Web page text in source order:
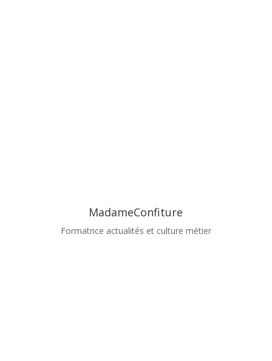
MadameConfiture
Formatrice actualités et culture métier